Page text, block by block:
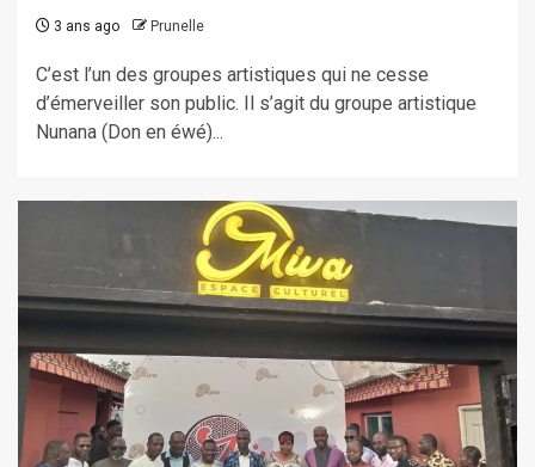
3 ans ago Prunelle
C’est l’un des groupes artistiques qui ne cesse
d’émerveiller son public. Il s’agit du groupe artistique
Nunana (Don en éwé)...